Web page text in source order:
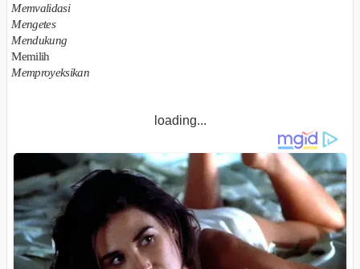
Memvalidasi
Mengetes
Mendukung
Memilih
Memproyeksikan
loading...